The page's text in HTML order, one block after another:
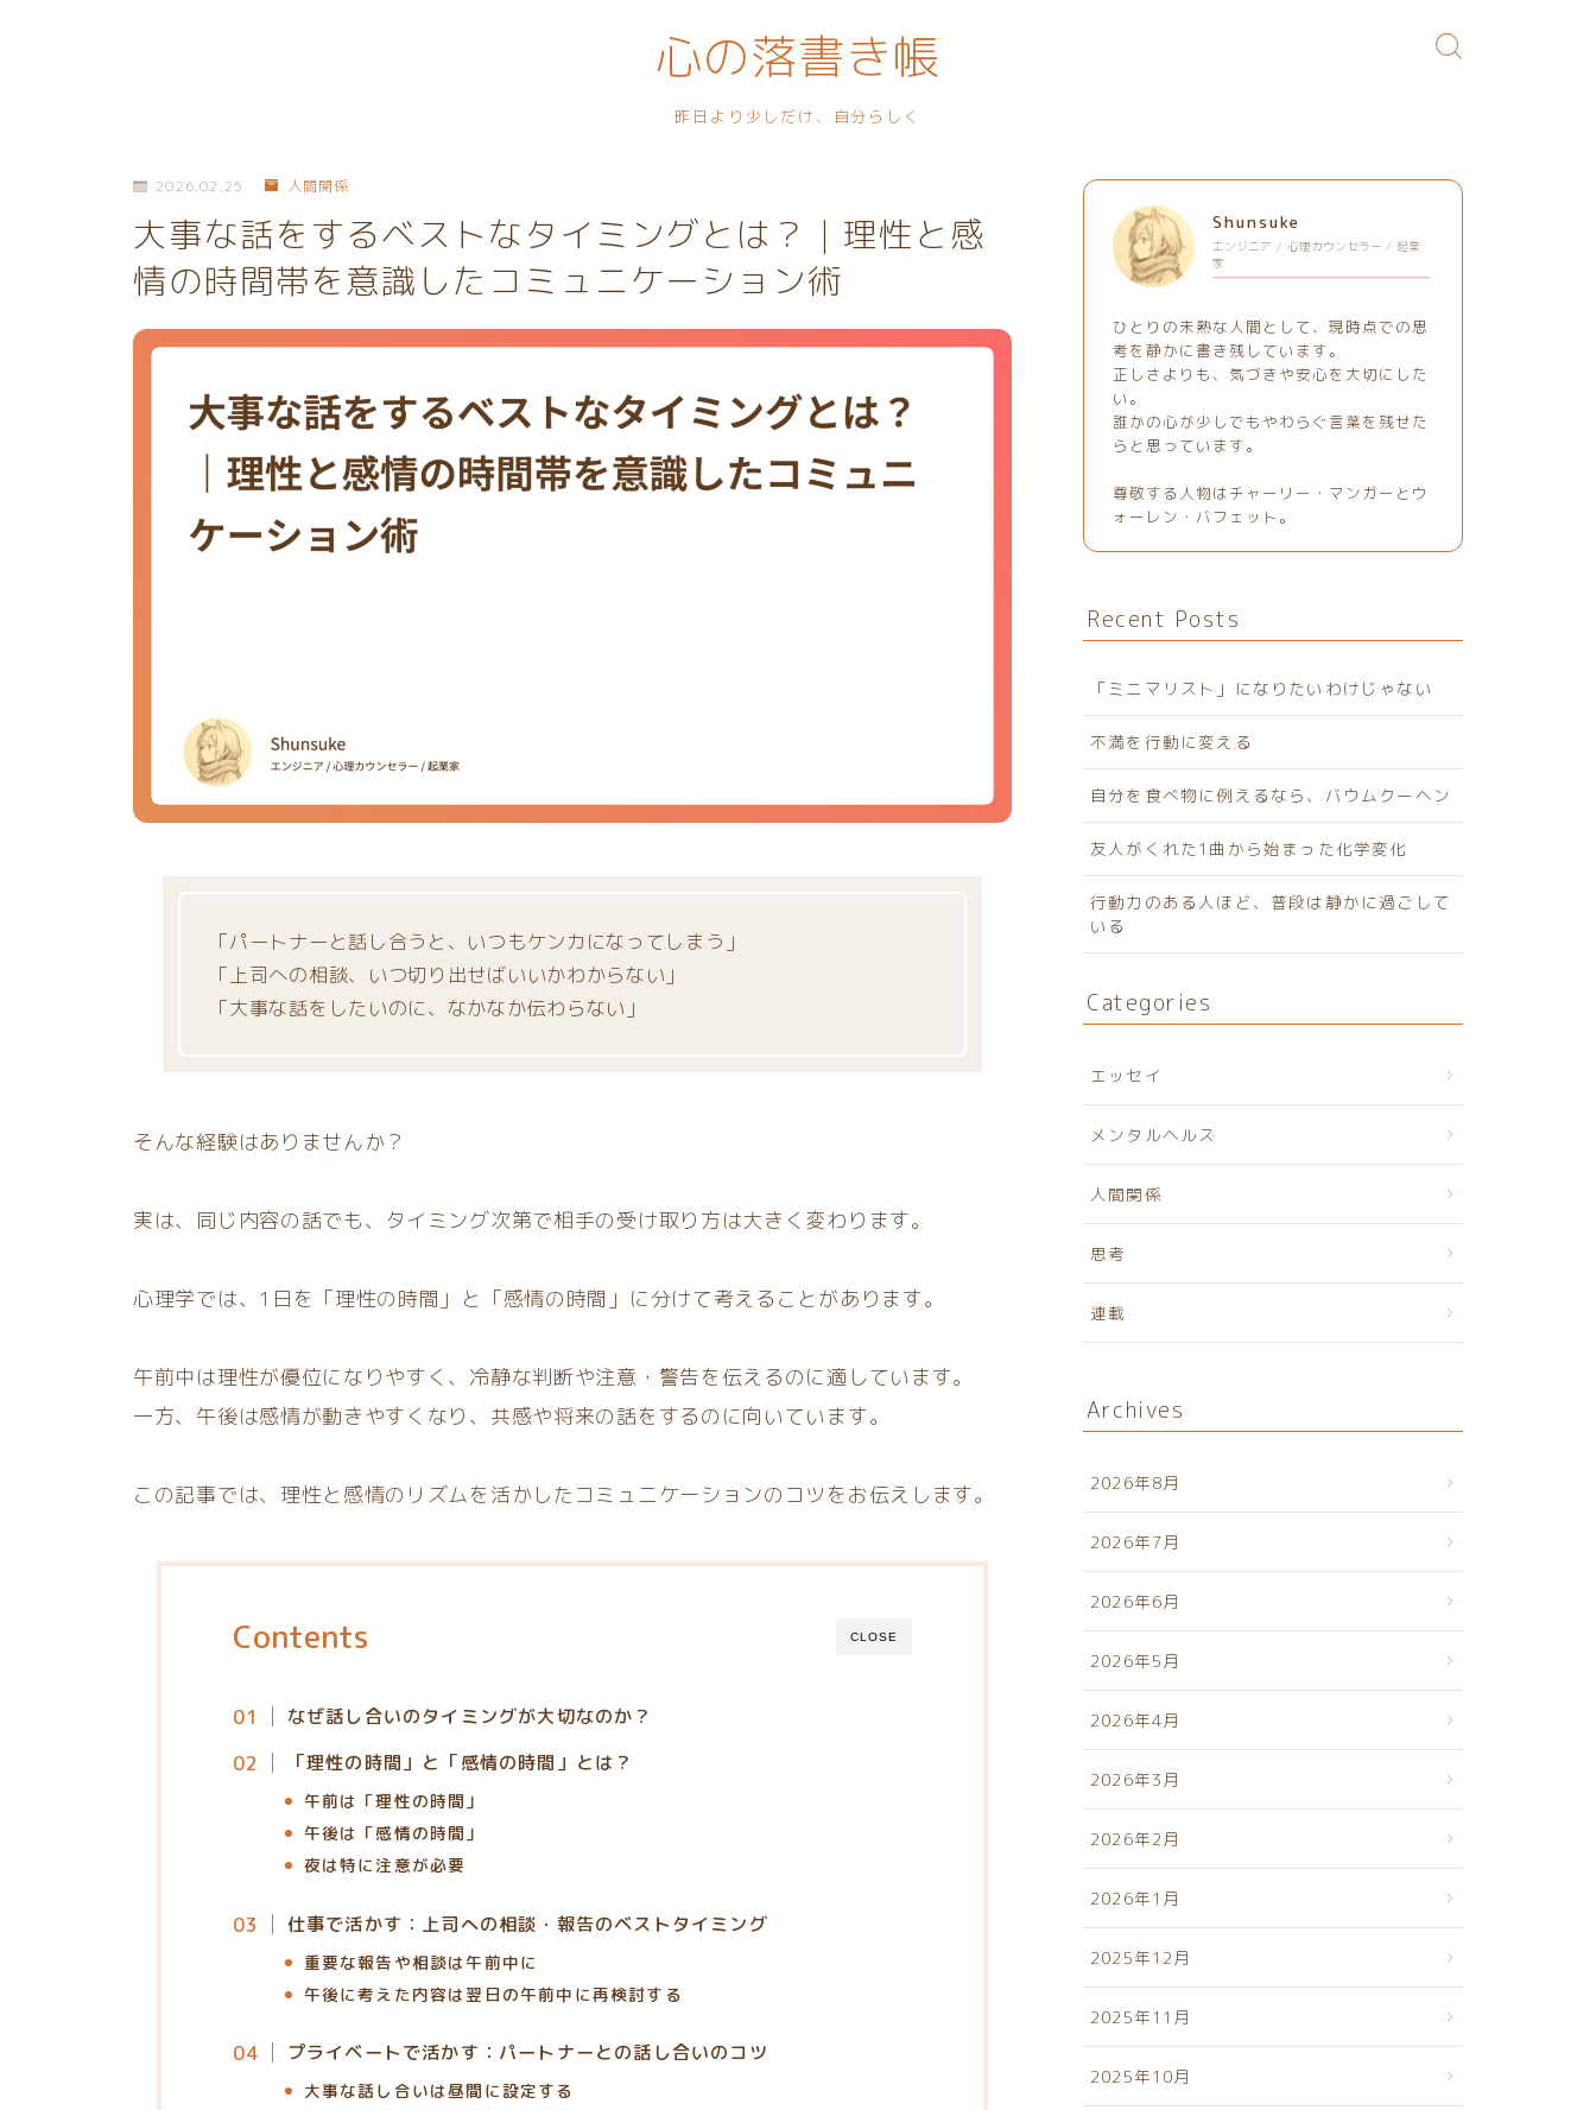
心の落書き帳
昨日より少しだけ、自分らしく
2026.02.25 人間関係
大事な話をするベストなタイミングとは？｜理性と感
情の時間帯を意識したコミュニケーション術
「パートナーと話し合うと、いつもケンカになってしまう」
「上司への相談、いつ切り出せばいいかわからない」
「大事な話をしたいのに、なかなか伝わらない」
そんな経験はありませんか？
実は、同じ内容の話でも、タイミング次第で相手の受け取り方は大きく変わります。
心理学では、1日を「理性の時間」と「感情の時間」に分けて考えることがあります。
午前中は理性が優位になりやすく、冷静な判断や注意・警告を伝えるのに適しています。
一方、午後は感情が動きやすくなり、共感や将来の話をするのに向いています。
この記事では、理性と感情のリズムを活かしたコミュニケーションのコツをお伝えします。
CLOSE
Contents
なぜ話し合いのタイミングが大切なのか？
「理性の時間」と「感情の時間」とは？
午前は「理性の時間」
午後は「感情の時間」
夜は特に注意が必要
仕事で活かす：上司への相談・報告のベストタイミング
重要な報告や相談は午前中に
午後に考えた内容は翌日の午前中に再検討する
プライベートで活かす：パートナーとの話し合いのコツ
大事な話し合いは昼間に設定する
Shunsuke
エンジニア / 心理カウンセラー / 起業
家
ひとりの未熟な人間として、現時点での思
考を静かに書き残しています。
正しさよりも、気づきや安心を大切にした
い。
誰かの心が少しでもやわらぐ言葉を残せた
らと思っています。
尊敬する人物はチャーリー・マンガーとウ
ォーレン・バフェット。
Recent Posts
「ミニマリスト」になりたいわけじゃない
不満を行動に変える
自分を食べ物に例えるなら、バウムクーヘン
友人がくれた1曲から始まった化学変化
行動力のある人ほど、普段は静かに過ごして
いる
Categories
エッセイ
メンタルヘルス
人間関係
思考
連載
Archives
2026年8月
2026年7月
2026年6月
2026年5月
2026年4月
2026年3月
2026年2月
2026年1月
2025年12月
2025年11月
2025年10月